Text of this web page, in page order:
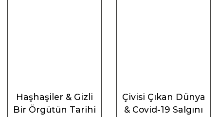
Haşhaşiler & Gizli
Bir Örgütün Tarihi
Çivisi Çıkan Dünya
& Covid-19 Salgını